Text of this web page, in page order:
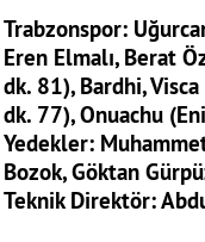
Trabzonspor:
Eren Elmalı, Berat
dk. 81), Bardhi,
dk. 77), Onuachu
Yedekler:
Bozok, Göktan
Teknik Direktör: